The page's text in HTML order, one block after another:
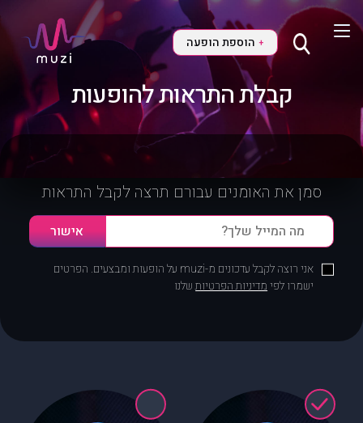
+ הוספת הופעה
קבלת התראות להופעות
סמן את האומנים עבורם תרצה לקבל התראות
אני רוצה לקבל עדכונים מ-muzi על הופעות ומבצעים. הפרטים
ישמרו לפימדיניות הפרטיותשלנו